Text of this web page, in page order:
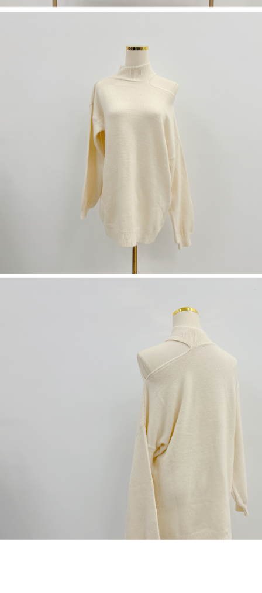
2. Pilihan kaedah pembayaran "Pembayaran Ansuran Gogo", selepas
mengesahkan pembayaran, transaksi akan selesai.
3. Jumlah kelulusan sebenar, bilangan ansuran dan jumlah bayaran
adalah berdasarkan halaman pengesahan transaksi seterusnya.
4. Dalam masa 30 minit selepas pesanan ditubuhkan, jika tidak pergi
untuk mengesahkan transaksi atau jika tidak lulus semakan, pesanan
akan dibatalkan secara automatik. Jika terdapat situasi "pindah untuk
semakan khusus" yang tidak lulus, ini menunjukkan bahawa sistem
penilaian tidak mencukupi, tiada penjelasan mengenai kandungan
penilaian boleh diberikan.
【Penerangan Kaedah Pembayaran】
1. Pembayaran ansuran tidak digabungkan dalam bil telekomunikasi,
"Pembayaran Ansuran Gogo" akan menghantar SMS peringatan
pembayaran selepas tarikh penyelesaian bulanan.
2. Melalui pautan SMS untuk membuka bil, anda boleh memilih untuk
membayar melalui "Kod bar kedai serbaneka / Kedai rasmi Taiwan
Mobile / Pemindahan bank / Pembayaran J街口 / iPASS MONEY" dan
1. Perkhidmatan ini disediakan oleh "Taiwan Mobile Co., Ltd." untuk
membolehkan pengguna membeli produk atau perkhidmatan melalui
2. Berdasarkan tujuan kontrak persetujuan pembayaran menggunakan
"Pembayaran Ansuran Gogo", kedai akan memberikan maklumat peribadi
anda (termasuk nama, telefon atau alamat) kepada Taiwan Mobile untuk
pengumpulan, pemprosesan dan penggunaan, untuk pengesahan,
semakan dan pembetulan data yang diperlukan untuk bil ansuran oleh
3. Sila baca syarat perkhidmatan pengguna secara lengkap melalui
peribadi yang disenaraikan seperti di atas akan dikumpul dan digunakan